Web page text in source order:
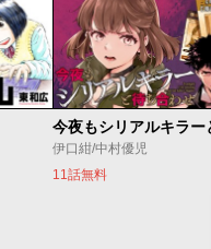
伊口紺/中村優児
11話無料